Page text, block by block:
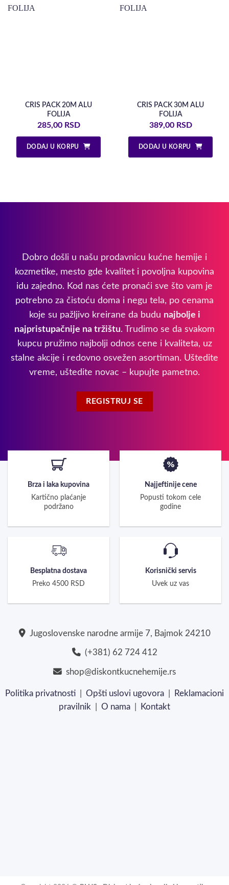
CRIS PACK 20M ALU
FOLIJA
285,00 RSD
DODAJ U KORPU
CRIS PACK 30M ALU
FOLIJA
389,00 RSD
DODAJ U KORPU
Dobro došli u našu prodavnicu kućne hemije i
kozmetike, mesto gde kvalitet i povoljna kupovina
idu zajedno. Kod nas ćete pronaći sve što vam je
potrebno za čistoću doma i negu tela, po cenama
koje su pažljivo kreirane da budu najbolje i
najpristupačnije na tržištu. Trudimo se da svakom
kupcu pružimo najbolji odnos cene i kvaliteta, uz
stalne akcije i redovno osvežen asortiman. Uštedite
vreme, uštedite novac – kupujte pametno.
REGISTRUJ SE
Brza i laka kupovina
Kartično plaćanje
podržano
Najjeftinije cene
Popusti tokom cele
godine
Besplatna dostava
Preko 4500 RSD
Korisnički servis
Uvek uz vas
Jugoslovenske narodne armije 7, Bajmok 24210
(+381) 62 724 412
shop@diskontkucnehemije.rs
Politika privatnosti Opšti uslovi ugovora
Reklamacioni
pravilnik
O nama Kontakt